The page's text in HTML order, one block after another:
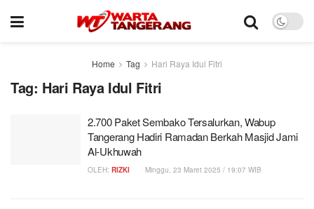
Home Tag Hari Raya Idul Fitri
Tag: Hari Raya Idul Fitri
2.700 Paket Sembako Tersalurkan, Wabup
Tangerang Hadiri Ramadan Berkah Masjid Jami
Al-Ukhuwah
OLEH: RIZKI Minggu, 23 Maret 2025 / 19:07 WIB